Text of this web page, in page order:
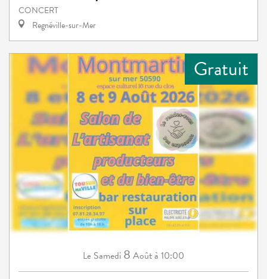
CONCERT
Regnéville-sur-Mer
Gratuit
Le Samedi 8 Aoûtà 10:00